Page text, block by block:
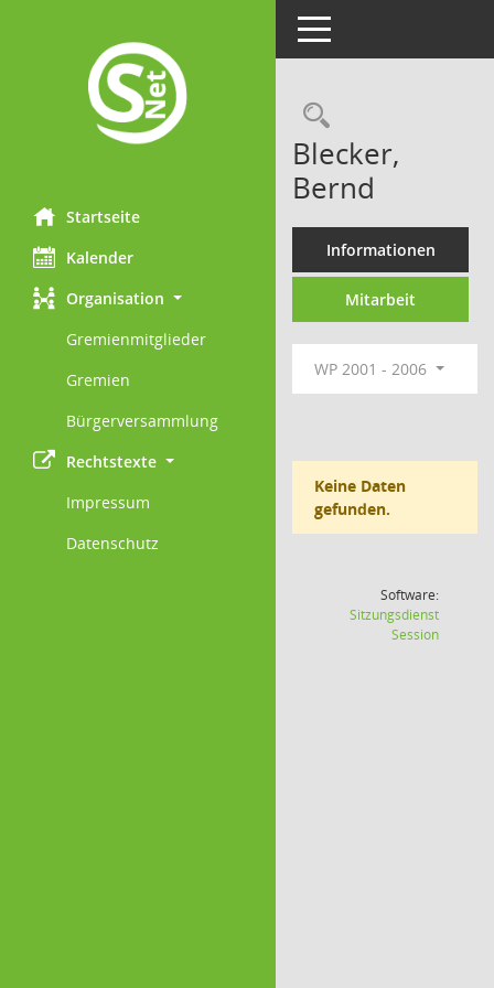
Startseite
Kalender
Organisation
Gremienmitglieder
Gremien
Bürgerversammlung
Rechtstexte
Impressum
Datenschutz
Toggle navigation
Blecker,
Bernd
Informationen
Mitarbeit
WP 2001 - 2006
Keine Daten
gefunden.
Software:
Sitzungsdienst
Session(Wird in